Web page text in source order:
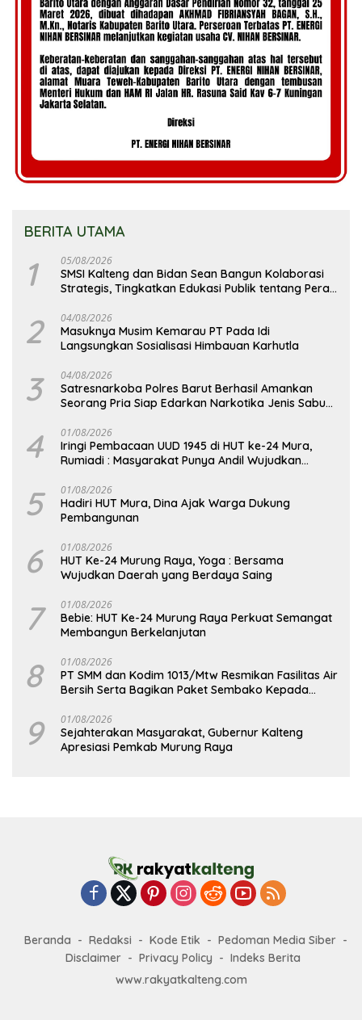
BERITA UTAMA
1 05/08/2026
SMSI Kalteng dan Bidan Sean Bangun Kolaborasi
Strategis, Tingkatkan Edukasi Publik tentang Peran
2 04/08/2026
Masuknya Musim Kemarau PT Pada Idi
Langsungkan Sosialisasi Himbauan Karhutla
3 04/08/2026
Satresnarkoba Polres Barut Berhasil Amankan
Seorang Pria Siap Edarkan Narkotika Jenis Sabu
4 01/08/2026
Iringi Pembacaan UUD 1945 di HUT ke-24 Mura,
Rumiadi : Masyarakat Punya Andil Wujudkan
5 01/08/2026
Hadiri HUT Mura, Dina Ajak Warga Dukung
Pembangunan
6 01/08/2026
HUT Ke-24 Murung Raya, Yoga : Bersama
Wujudkan Daerah yang Berdaya Saing
7 01/08/2026
Bebie: HUT Ke-24 Murung Raya Perkuat Semangat
Membangun Berkelanjutan
8 01/08/2026
PT SMM dan Kodim 1013/Mtw Resmikan Fasilitas Air
Bersih Serta Bagikan Paket Sembako Kepada
9 01/08/2026
Sejahterakan Masyarakat, Gubernur Kalteng
Apresiasi Pemkab Murung Raya
Beranda Redaksi Kode Etik
Pedoman Media Siber
Disclaimer
Privacy Policy
Indeks Berita
www.rakyatkalteng.com